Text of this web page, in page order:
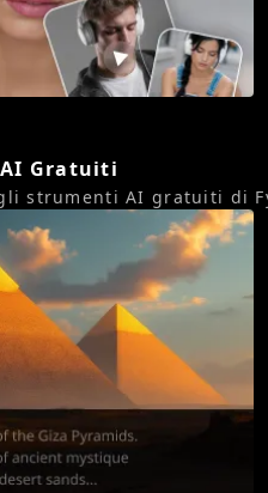
Gratuiti
strumenti AI gratuiti di